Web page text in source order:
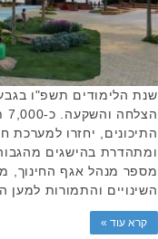
שנת הלימודים תשפ"ו
התיכונים, יחזרו למערכת
ומתהדרת בהישגים
מספר מנהל אגף החינוך,
השינויים והתמורות למען
קרא עוד »